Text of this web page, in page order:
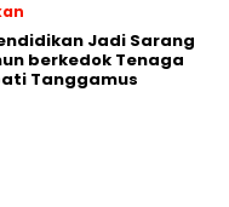
Jadi Sarang
berkedok Tenaga
Tanggamus